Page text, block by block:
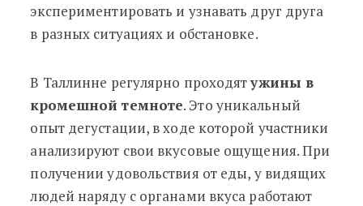
экспериментировать и узнавать друг друга
в разных ситуациях и обстановке.
В Таллинне регулярно проходятужины в
кромешной темноте. Это уникальный
опыт дегустации, в ходе которой участники
анализируют свои вкусовые ощущения. При
получении удовольствия от еды, у видящих
людей наряду с органами вкуса работают